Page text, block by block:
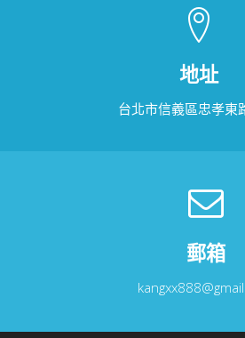
地址
台北市信義區忠孝東
郵箱